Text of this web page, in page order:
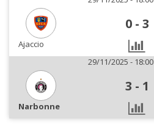
0 - 3
Ajaccio
29/11/2025 - 18:00
3 - 1
Narbonne